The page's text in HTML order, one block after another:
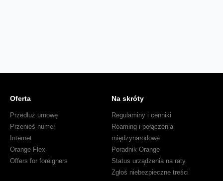
Oferta
Przedłuż umowę
Przenieś numer
Internet
Orange Flex
Offers for foreigners
Na skróty
Regulaminy i cenniki
Roaming i połączenia
międzynarodowe
Poradnik Orange
Status urządzenia na raty
Zgłoś niebezpieczne treści